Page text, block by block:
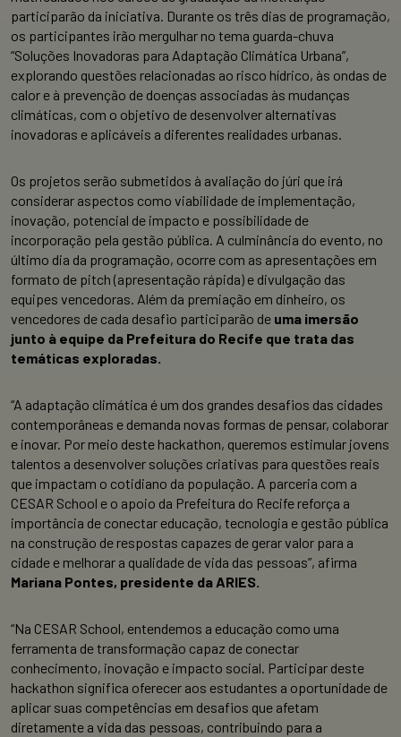
participarão da iniciativa. Durante os três dias de programação,
os participantes irão mergulhar no tema guarda-chuva
“Soluções Inovadoras para Adaptação Climática Urbana”,
explorando questões relacionadas ao risco hídrico, às ondas de
calor e à prevenção de doenças associadas às mudanças
climáticas, com o objetivo de desenvolver alternativas
inovadoras e aplicáveis a diferentes realidades urbanas.
Os projetos serão submetidos à avaliação do júri que irá
considerar aspectos como viabilidade de implementação,
inovação, potencial de impacto e possibilidade de
incorporação pela gestão pública. A culminância do evento, no
último dia da programação, ocorre com as apresentações em
formato de pitch (apresentação rápida) e divulgação das
equipes vencedoras. Além da premiação em dinheiro, os
vencedores de cada desafio participarão de uma imersão
junto à equipe da Prefeitura do Recife que trata das
temáticas exploradas.
“A adaptação climática é um dos grandes desafios das cidades
contemporâneas e demanda novas formas de pensar, colaborar
e inovar. Por meio deste hackathon, queremos estimular jovens
talentos a desenvolver soluções criativas para questões reais
que impactam o cotidiano da população. A parceria com a
CESAR School e o apoio da Prefeitura do Recife reforça a
importância de conectar educação, tecnologia e gestão pública
na construção de respostas capazes de gerar valor para a
cidade e melhorar a qualidade de vida das pessoas”, afirma
Mariana Pontes, presidente da ARIES.
“Na CESAR School, entendemos a educação como uma
ferramenta de transformação capaz de conectar
conhecimento, inovação e impacto social. Participar deste
hackathon significa oferecer aos estudantes a oportunidade de
aplicar suas competências em desafios que afetam
diretamente a vida das pessoas, contribuindo para a